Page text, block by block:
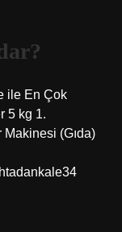
ile En Çok
5 kg 1.
(Gıda)